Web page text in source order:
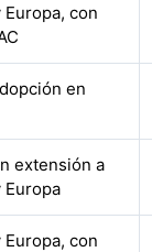
con
en
extensión a
con